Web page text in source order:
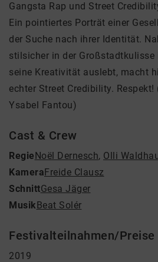
Gangsta Rap und Street
Ein pointiertes Porträt einer
der Suche nach ihrer Identität.
stilsicher in der Großstadtkulisse
seine Kreativität auslebt, macht
echter Street Credibility. Respekt!
Ysabel Fantou)
Cast & Crew
RegieNoël Dernesch, Olli
KameraFreide Clausz
SchnittGesa Jäger
MusikBeat Solér
Festivalteilnahmen/Preise
2019